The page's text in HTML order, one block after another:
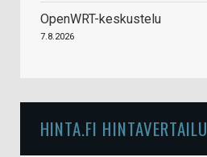
OpenWRT-keskustelu
7.8.2026
HINTA.FI HINTAVERTAILU